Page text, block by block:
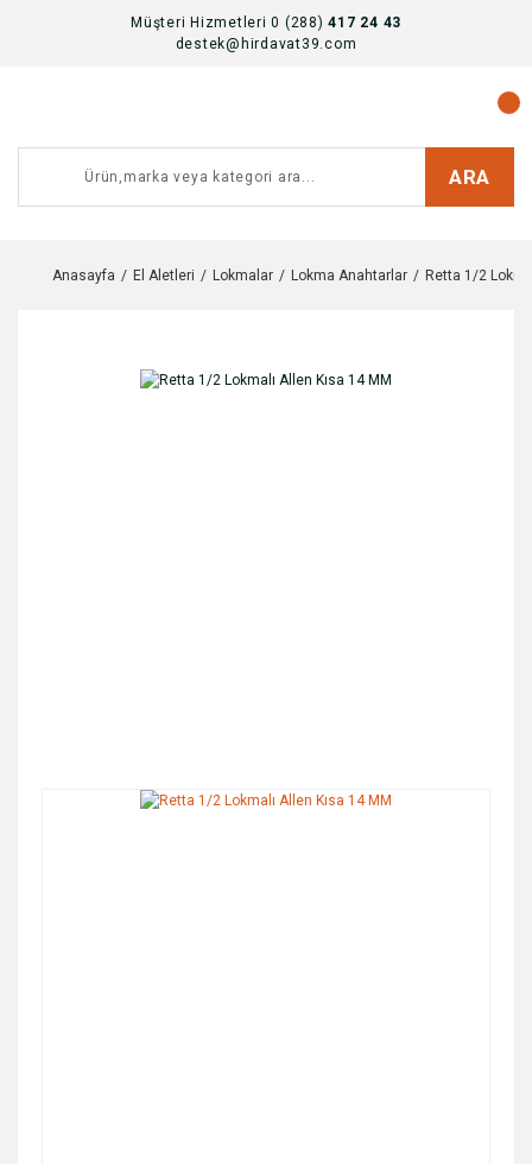
Müşteri Hizmetleri 0 (288)417 24 43
destek@hirdavat39.com
ARA
Anasayfa El Aletleri Lokmalar Lokma Anahtarlar Retta 1/2